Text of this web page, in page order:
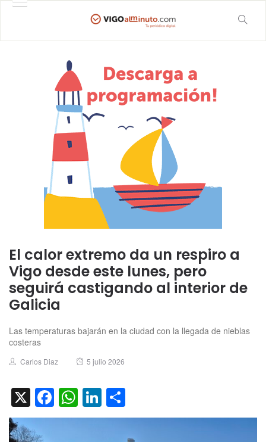
El calor extremo da un respiro a
Vigo desde este lunes, pero
seguirá castigando al interior de
Galicia
Las temperaturas bajarán en la ciudad con la llegada de nieblas
costeras
Author
Carlos Diaz
Posted
5 julio 2026
X Facebook
WhatsApp
LinkedIn